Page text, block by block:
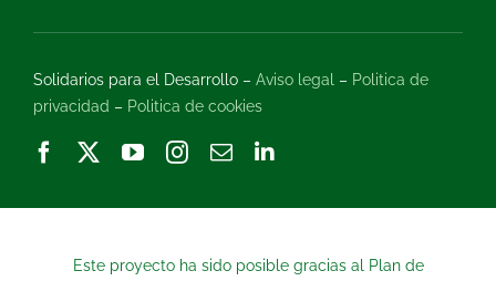
Solidarios para el Desarrollo – Aviso legal – Politica de
privacidad – Politica de cookies
Este proyecto ha sido posible gracias al Plan de